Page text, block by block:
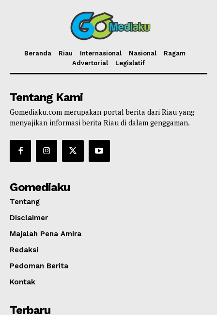
Beranda Riau Internasional Nasional
Ragam
Advertorial
Legislatif
Tentang Kami
Gomediaku.com merupakan portal berita dari Riau yang
menyajikan informasi berita Riau di dalam genggaman.
Gomediaku
Tentang
Disclaimer
Majalah Pena Amira
Redaksi
Pedoman Berita
Kontak
Terbaru